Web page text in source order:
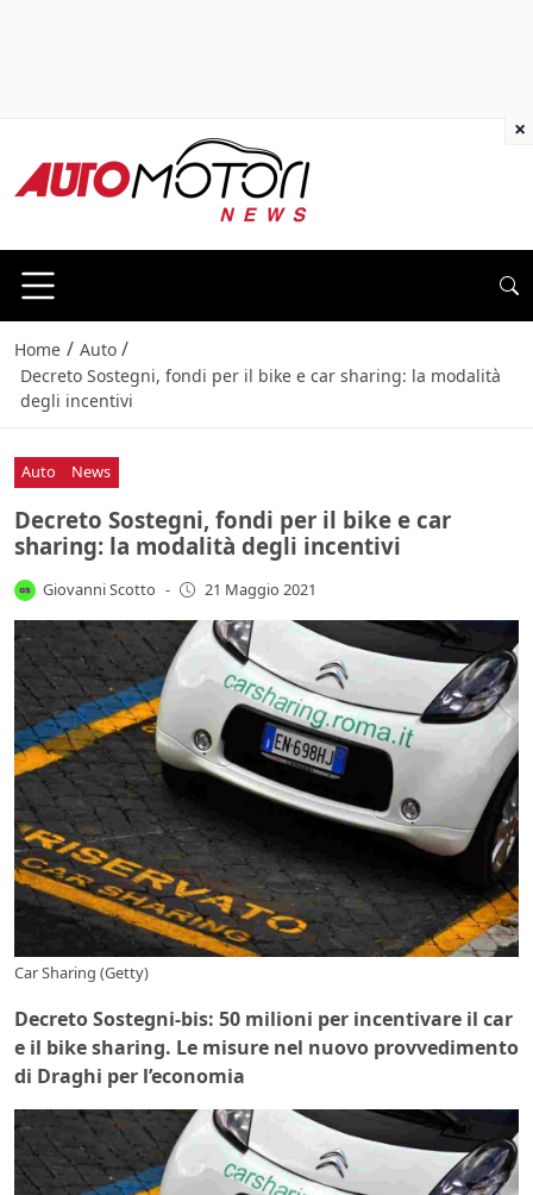
Home / Auto /
Decreto Sostegni, fondi per il bike e car sharing: la modalità
degli incentivi
Auto News
Decreto Sostegni, fondi per il bike e car
sharing: la modalità degli incentivi
Giovanni Scotto - 21 Maggio 2021
Car Sharing (Getty)
Decreto Sostegni-bis: 50 milioni per incentivare il car
e il bike sharing. Le misure nel nuovo provvedimento
di Draghi per l’economia
×